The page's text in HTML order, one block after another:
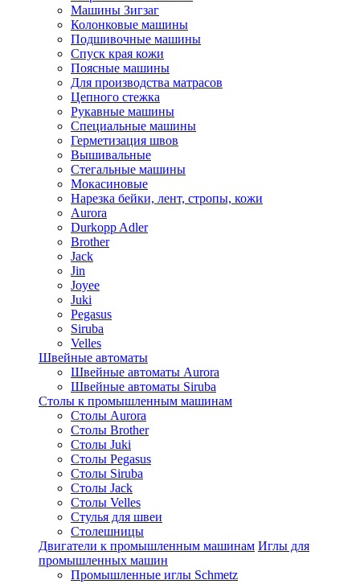
Машины Зигзаг
Колонковые машины
Подшивочные машины
Спуск края кожи
Поясные машины
Для производства матрасов
Цепного стежка
Рукавные машины
Специальные машины
Герметизация швов
Вышивальные
Стегальные машины
Мокасиновые
Нарезка бейки, лент, стропы, кожи
Aurora
Durkopp Adler
Brother
Jack
Jin
Joyee
Juki
Pegasus
Siruba
Velles
Швейные автоматы
Швейные автоматы Aurora
Швейные автоматы Siruba
Столы к промышленным машинам
Столы Aurora
Столы Brother
Столы Juki
Столы Pegasus
Столы Siruba
Столы Jack
Столы Velles
Стулья для швеи
Столешницы
Двигатели к промышленным машинам Иглы для
промышленных машин
Промышленные иглы Schmetz